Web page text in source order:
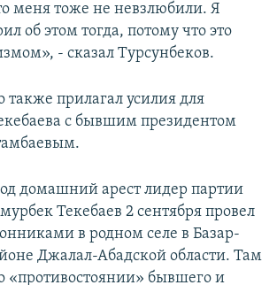
меня тоже не невзлюбили. Я
об этом тогда, потому что это
- сказал Турсунбеков.
также прилагал усилия для
с бывшим президентом
домашний арест лидер партии
Текебаев 2 сентября провел
в родном селе в Базар-
Джалал-Абадской области. Там
«противостоянии» бывшего и